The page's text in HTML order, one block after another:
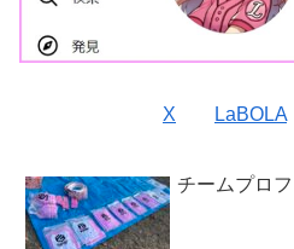
X LaBOLA
チームプロ